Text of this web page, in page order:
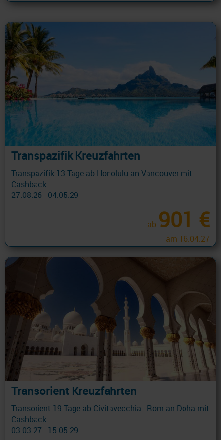
Transpazifik Kreuzfahrten
Transpazifik 13 Tage ab Honolulu an Vancouver mit
Cashback
27.08.26 - 04.05.29
ab 901 €
am 16.04.27
Transorient Kreuzfahrten
Transorient 19 Tage ab Civitavecchia - Rom an Doha mit
Cashback
03.03.27 - 15.05.29